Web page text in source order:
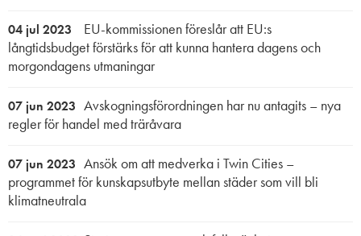
04 jul 2023
EU-kommissionen föreslår att EU:s
långtidsbudget förstärks för att kunna hantera dagens och
morgondagens utmaningar
07 jun 2023 Avskogningsförordningen har nu antagits – nya
regler för handel med träråvara
07 jun 2023 Ansök om att medverka i Twin Cities –
programmet för kunskapsutbyte mellan städer som vill bli
klimatneutrala